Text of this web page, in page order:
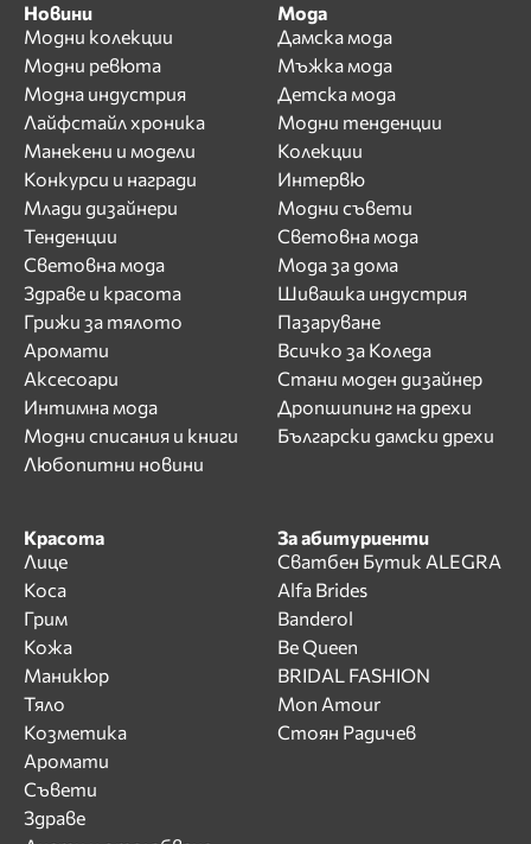
Новини
Модни колекции
Модни ревюта
Модна индустрия
Лайфстайл хроника
Манекени и модели
Конкурси и награди
Млади дизайнери
Тенденции
Световна мода
Здраве и красота
Грижи за тялото
Аромати
Аксесоари
Интимна мода
Модни списания и книги
Любопитни новини
Мода
Дамска мода
Мъжка мода
Детска мода
Модни тенденции
Колекции
Интервю
Модни съвети
Световна мода
Мода за дома
Шивашка индустрия
Пазаруване
Всичко за Коледа
Стани моден дизайнер
Дропшипинг на дрехи
Български дамски дрехи
Красота
Лице
Коса
Грим
Кожа
Маникюр
Тяло
Козметика
Аромати
Съвети
Здраве
За абитуриенти
Сватбен Бутик ALEGRA
Alfa Brides
Banderol
Be Queen
BRIDAL FASHION
Mon Amour
Стоян Радичев